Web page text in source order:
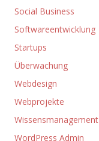
Social Business
Softwareentwicklung
Startups
Überwachung
Webdesign
Webprojekte
Wissensmanagement
WordPress Admin